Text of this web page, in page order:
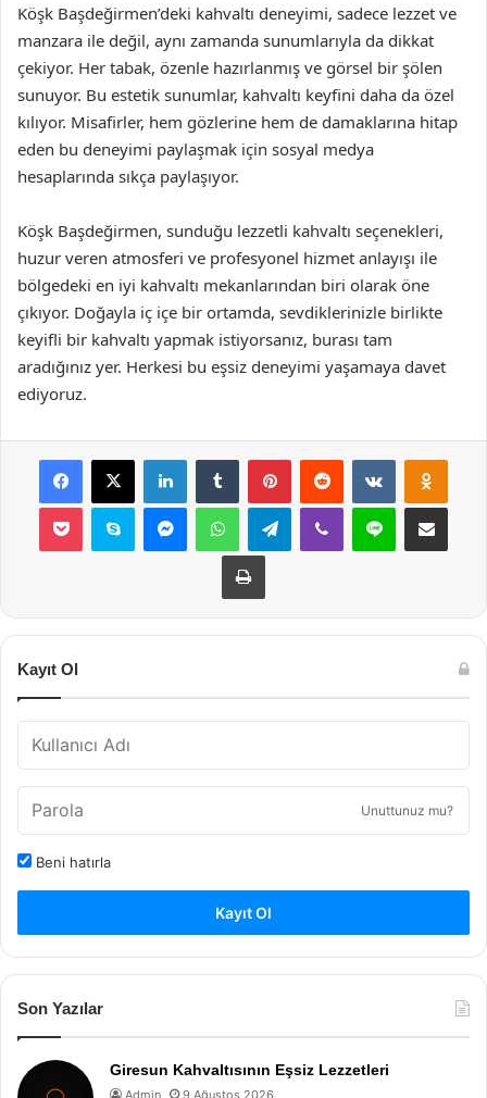
Köşk Başdeğirmen’deki kahvaltı deneyimi, sadece lezzet ve
manzara ile değil, aynı zamanda sunumlarıyla da dikkat
çekiyor. Her tabak, özenle hazırlanmış ve görsel bir şölen
sunuyor. Bu estetik sunumlar, kahvaltı keyfini daha da özel
kılıyor. Misafirler, hem gözlerine hem de damaklarına hitap
eden bu deneyimi paylaşmak için sosyal medya
hesaplarında sıkça paylaşıyor.
Köşk Başdeğirmen, sunduğu lezzetli kahvaltı seçenekleri,
huzur veren atmosferi ve profesyonel hizmet anlayışı ile
bölgedeki en iyi kahvaltı mekanlarından biri olarak öne
çıkıyor. Doğayla iç içe bir ortamda, sevdiklerinizle birlikte
keyifli bir kahvaltı yapmak istiyorsanız, burası tam
aradığınız yer. Herkesi bu eşsiz deneyimi yaşamaya davet
ediyoruz.
Facebook
X LinkedInTumblr PinterestReddit VKontakte
Pocket Skype MessengerWhatsAppTelegramViber Line E-Posta ile
Yazdır
Kayıt Ol
Unuttunuz mu?
Beni hatırla
Kayıt Ol
Son Yazılar
Giresun Kahvaltısının Eşsiz Lezzetleri
Admin 9 Ağustos 2026